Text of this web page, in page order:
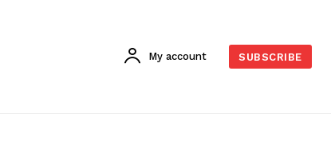
My account SUBSCRIBE